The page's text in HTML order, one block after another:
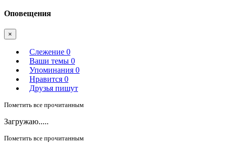
Оповещения
×
Слежение 0
Ваши темы 0
Упоминания 0
Нравится 0
Друзья пишут
Пометить все прочитанным
Загружаю.....
Пометить все прочитанным